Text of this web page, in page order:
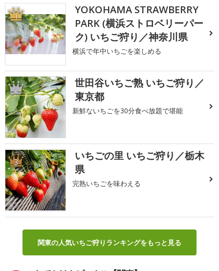
1
YOKOHAMA STRAWBERRY
PARK (横浜ストロベリーパー
ク) いちご狩り／神奈川県
横浜で年中いちごを楽しめる
2
世田谷いちご熟 いちご狩り／
東京都
新鮮ないちごを30分食べ放題で堪能
3
いちごの里 いちご狩り／栃木
県
完熟いちごを味わえる
関東の人気いちご狩りランキングをもっと見る